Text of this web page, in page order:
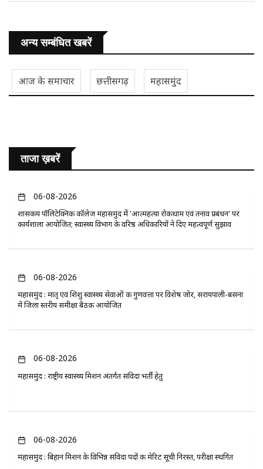
अन्य सम्बंधित खबरें
आज के समाचार छत्तीसगढ़ महासमुंद
ताजा ख़बरें
06-08-2026
​शासकीय पॉलिटेक्निक कॉलेज महासमुंद में 'आत्महत्या रोकथाम एवं तनाव प्रबंधन' पर
कार्यशाला आयोजित; स्वास्थ्य विभाग के वरिष्ठ अधिकारियों ने दिए महत्वपूर्ण सुझाव
06-08-2026
महासमुंद : मातृ एवं शिशु स्वास्थ्य सेवाओं की गुणवत्ता पर विशेष जोर, सरायपाली-बसना
में जिला स्तरीय समीक्षा बैठक आयोजित
06-08-2026
महासमुंद : राष्ट्रीय स्वास्थ्य मिशन अंतर्गत संविदा भर्ती हेतु
06-08-2026
महासमुंद : बिहान मिशन के विभिन्न संविदा पदों की मेरिट सूची निरस्त, परीक्षा स्थगित